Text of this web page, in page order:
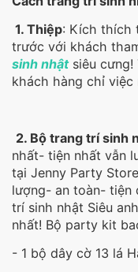
1. Thiệp: Kích thích
trước với khách
sinh nhậtsiêu cưng!
khách hàng chỉ việc
2. Bộ trang trí sinh
nhất- tiện nhất vẫn
tại Jenny Party
lượng- an toàn- tiện
trí sinh nhật Siêu
nhất! Bộ party kit
- 1 bộ dây cờ 13 lá